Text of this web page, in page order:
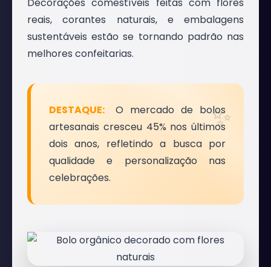
reais, corantes naturais, e embalagens
sustentáveis estão se tornando padrão nas
melhores confeitarias.
O mercado de bolos
artesanais cresceu 45% nos últimos
dois anos, refletindo a busca por
qualidade e personalização nas
celebrações.